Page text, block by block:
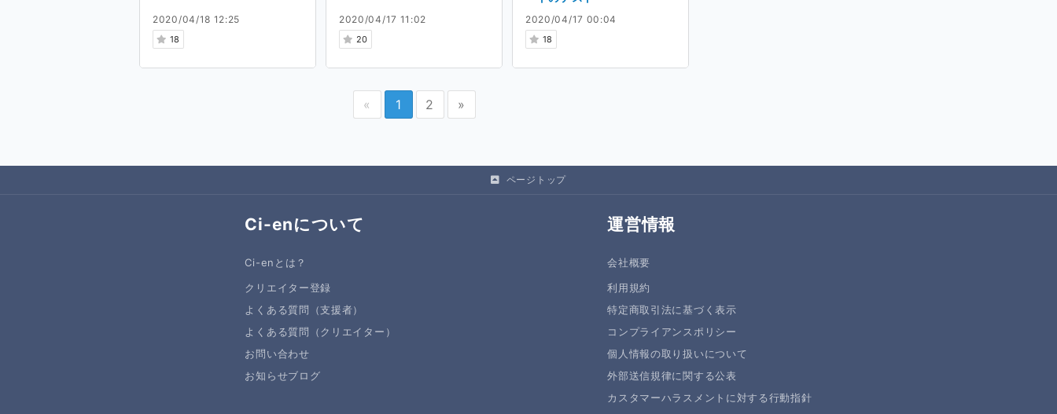
2020/04/18 12:25
18
2020/04/17 11:02
20
2020/04/17 00:04
18
« 1 2 »
ページトップ
Ci-enについて
Ci-enとは？
クリエイター登録
よくある質問（支援者）
よくある質問（クリエイター）
お問い合わせ
お知らせブログ
運営情報
会社概要
利用規約
特定商取引法に基づく表示
コンプライアンスポリシー
個人情報の取り扱いについて
外部送信規律に関する公表
カスタマーハラスメントに対する行動指針